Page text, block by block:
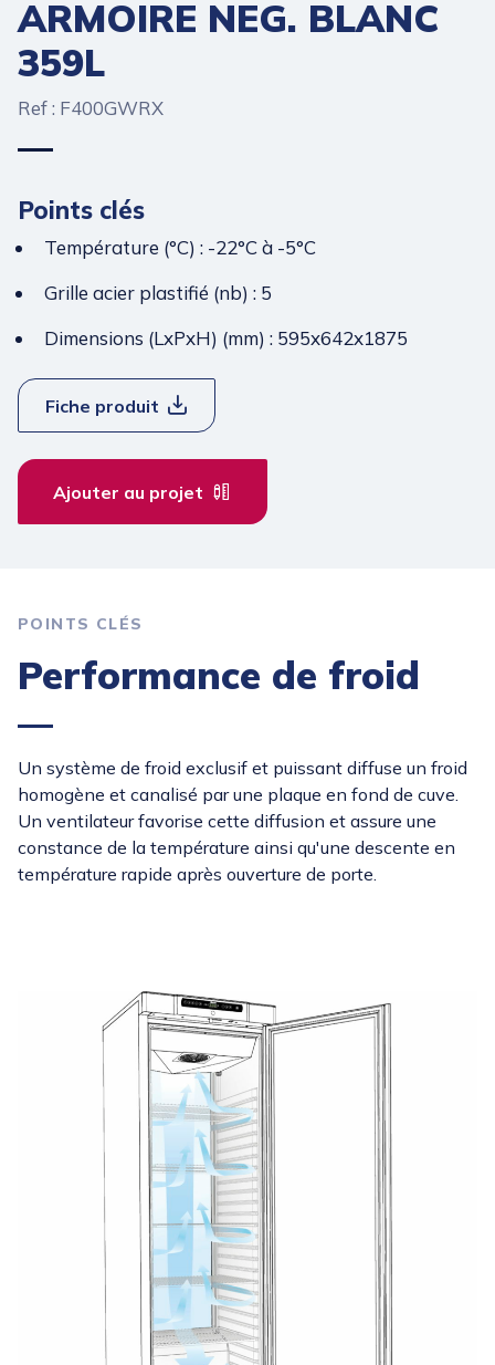
ARMOIRE NEG. BLANC
359L
Ref : F400GWRX
Points clés
Température (°C) : -22°C à -5°C
Grille acier plastifié (nb) : 5
Dimensions (LxPxH) (mm) : 595x642x1875
Fiche produit
Ajouter au projet
POINTS CLÉS
Performance de froid
Un système de froid exclusif et puissant diffuse un froid
homogène et canalisé par une plaque en fond de cuve.
Un ventilateur favorise cette diffusion et assure une
constance de la température ainsi qu'une descente en
température rapide après ouverture de porte.